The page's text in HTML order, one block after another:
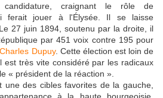
craignant le rôle de
ferait jouer à l'Élysée. Il se laisse
27 juin 1894, soutenu par la droite, il
par 451 voix contre 195 pour
Charles Dupuy. Cette élection est loin de
est très vite considéré par les radicaux
« président de la réaction ».
une des cibles favorites de la gauche,